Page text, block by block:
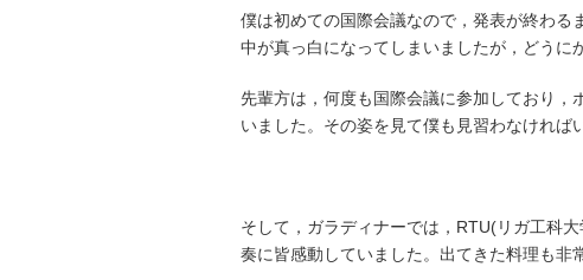
僕は初めての国際会議なので，発表が終わ
中が真っ白になってしまいましたが，どうに
先輩方は，何度も国際会議に参加しており，
いました。その姿を見て僕も見習わなければ
そして，ガラディナーでは，RTU(リガ工科
奏に皆感動していました。出てきた料理も非